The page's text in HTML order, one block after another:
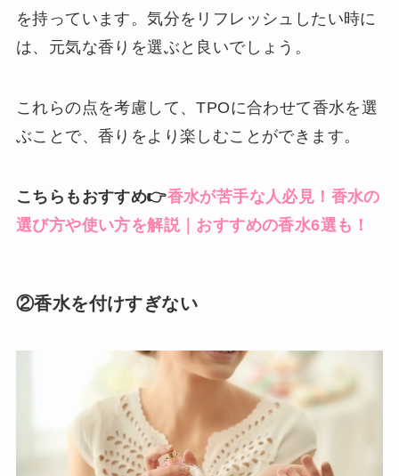
を持っています。気分をリフレッシュしたい時に
は、元気な香りを選ぶと良いでしょう。
これらの点を考慮して、TPOに合わせて香水を選
ぶことで、香りをより楽しむことができます。
こちらもおすすめ👉香水が苦手な人必見！香水の
選び方や使い方を解説｜おすすめの香水6選も！
②香水を付けすぎない